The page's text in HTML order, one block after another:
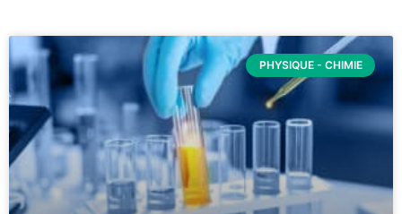
PHYSIQUE - CHIMIE